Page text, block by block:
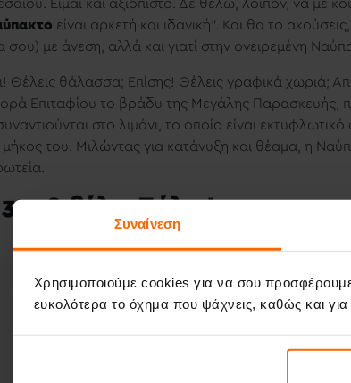
Συναίνεση
Χρησιμοποιούμε cookies για να σου
ευκολότερα το όχημα που ψάχνεις, καθώς και
Είμαι και αξιόπιστο. Δε θέλω, λοιπόν, να με
είναι αρκετή και ιδανική”. Και θα το
σου) με άνεση, αλλά και γιατί στην ονειρεμένη
Θέλεις θάλασσα; Επίσης! Θέλεις γραφικά χωριά;
Επιταφίου το βράδυ της Μεγάλης Παρασκευής,
στο λιμάνι, το οποίο είναι
του. Μιλώντας για κατάνυξη και θέαμα, η
θέλει Πήλιο!